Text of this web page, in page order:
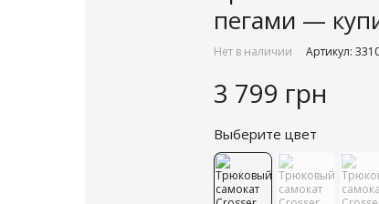
пегами —
Нет в наличии Артикул:
3 799 грн
Выберите цвет